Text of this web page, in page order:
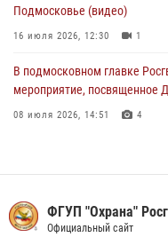
Подмосковье (видео)
16 июля 2026, 12:30 1
В подмосковном главке
мероприятие, посвященное
08 июля 2026, 14:51 4
19 июля 2026, 06:00 2
Росгвардейцы пресекли
объекта в Подмосковье
ФГУП "Охрана"
Официальный сайт